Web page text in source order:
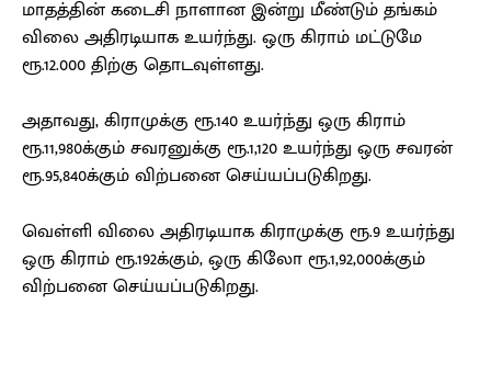
மாதத்தின் கடைசி நாளான இன்று மீண்டும் தங்கம்
விலை அதிரடியாக உயர்ந்து. ஒரு கிராம் மட்டுமே
ரூ.12.000 திற்கு தொடவுள்ளது.
அதாவது, கிராமுக்கு ரூ.140 உயர்ந்து ஒரு கிராம்
ரூ.11,980க்கும் சவரனுக்கு ரூ.1,120 உயர்ந்து ஒரு சவரன்
ரூ.95,840க்கும் விற்பனை செய்யப்படுகிறது.
வெள்ளி விலை அதிரடியாக கிராமுக்கு ரூ.9 உயர்ந்து
ஒரு கிராம் ரூ.192க்கும், ஒரு கிலோ ரூ.1,92,000க்கும்
விற்பனை செய்யப்படுகிறது.